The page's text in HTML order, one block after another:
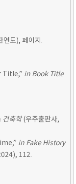
도), 페이지.
Title,” in Book Title
건축학(우주출판사,
in Fake History
112.